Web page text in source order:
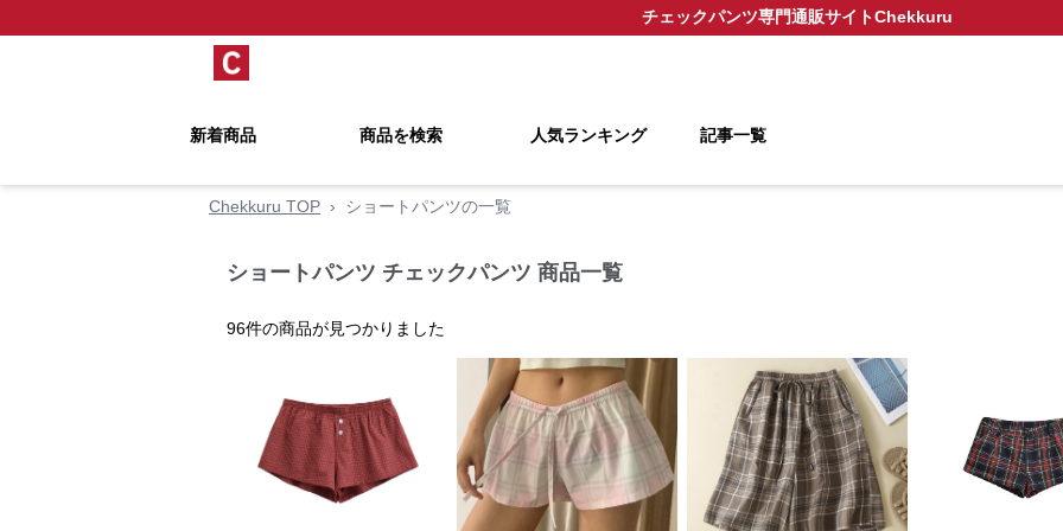
チェックパンツ専門通販サイトChekkuru
新着商品 商品を検索 人気ランキング 記事一覧
Chekkuru TOP › ショートパンツの一覧
ショートパンツ チェックパンツ 商品一覧
96件の商品が見つかりました